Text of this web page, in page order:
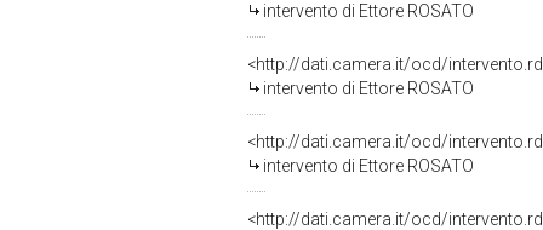
intervento di Ettore ROSATO
<http://dati.camera.it/ocd/
intervento di Ettore ROSATO
<http://dati.camera.it/ocd/
intervento di Ettore ROSATO
<http://dati.camera.it/ocd/